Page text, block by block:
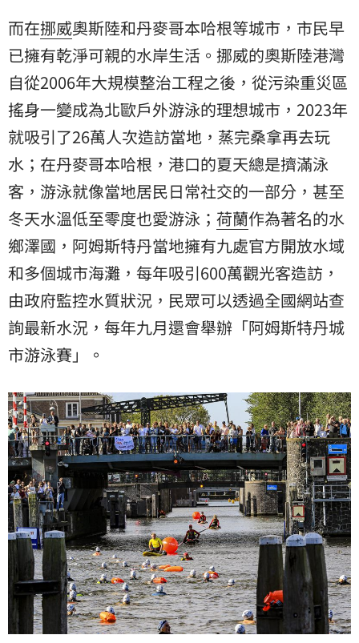
而在挪威奧斯陸和丹麥哥本哈根等城市，市民早
已擁有乾淨可親的水岸生活。挪威的奧斯陸港灣
自從2006年大規模整治工程之後，從污染重災區
搖身一變成為北歐戶外游泳的理想城市，2023年
就吸引了26萬人次造訪當地，蒸完桑拿再去玩
水；在丹麥哥本哈根，港口的夏天總是擠滿泳
客，游泳就像當地居民日常社交的一部分，甚至
冬天水溫低至零度也愛游泳； 荷蘭作為著名的水
鄉澤國，阿姆斯特丹當地擁有九處官方開放水域
和多個城市海灘，每年吸引600萬觀光客造訪，
由政府監控水質狀況，民眾可以透過全國網站查
詢最新水況，每年九月還會舉辦「阿姆斯特丹城
市游泳賽」。